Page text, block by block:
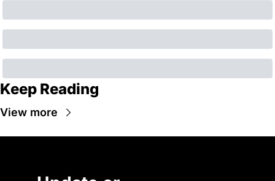
Keep Reading
View more